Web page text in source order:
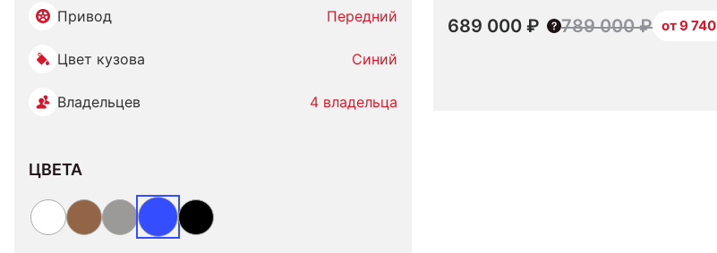
Привод Передний
Цвет кузова Синий
Владельцев 4 владельца
ЦВЕТА
689 000 ₽ 789 000 ₽ от 9